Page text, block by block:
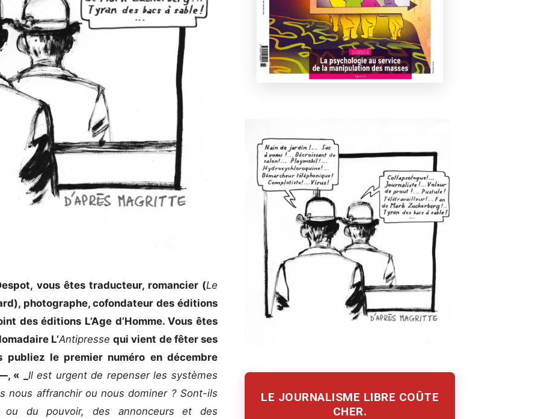
vous êtes traducteur, romancier (Le
photographe, cofondateur des éditions
des éditions L’Age d’Homme. Vous êtes
L’Antipressequi vient de fêter ses
publiez le premier numéro en décembre
« _ Il est urgent de repenser les systèmes
nous affranchir ou nous dominer ? Sont-ils
du pouvoir, des annonceurs et des
LE JOURNALISME LIBRE COÛTE
CHER.